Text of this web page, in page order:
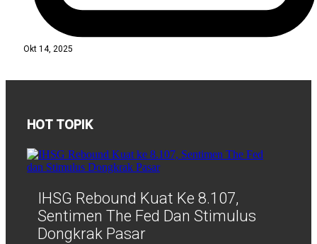
Okt 14, 2025
HOT TOPIK
IHSG Rebound Kuat Ke 8.107,
Sentimen The Fed Dan Stimulus
Dongkrak Pasar